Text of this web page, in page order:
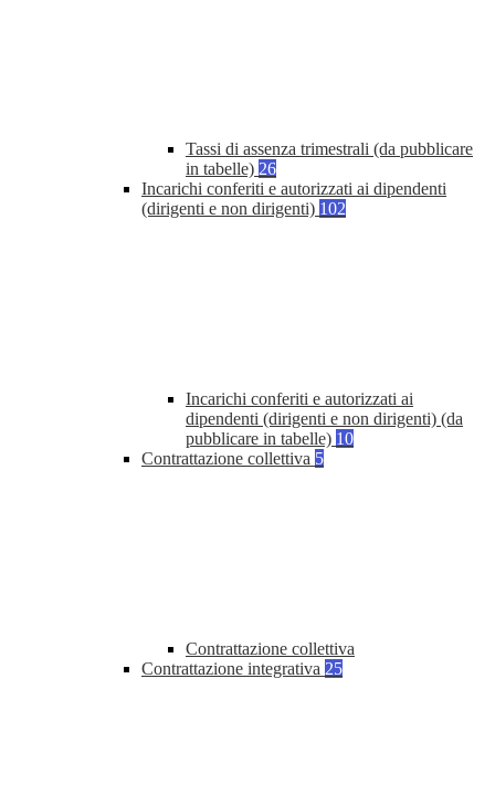
Tassi di assenza trimestrali (da pubblicare
in tabelle) 26
Incarichi conferiti e autorizzati ai dipendenti
(dirigenti e non dirigenti) 102
Incarichi conferiti e autorizzati ai
dipendenti (dirigenti e non dirigenti) (da
pubblicare in tabelle) 10
Contrattazione collettiva 5
Contrattazione collettiva
Contrattazione integrativa 25